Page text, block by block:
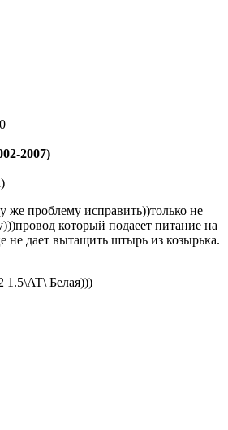
2007)
же проблему исправить))только не
который подаеет питание на
не дает вытащить штырь из козырька.
1.5\AT\ Белая)))